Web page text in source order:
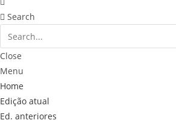
Search
Close
Menu
Home
Edição atual
Ed. anteriores